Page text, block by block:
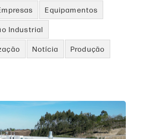
Equipamentos
Industrial
Notícia Produção